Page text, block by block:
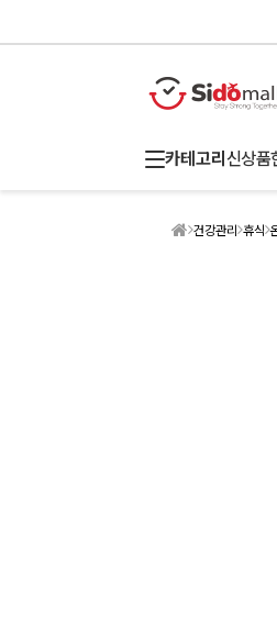
카테고리 신상품
건강관리 휴식